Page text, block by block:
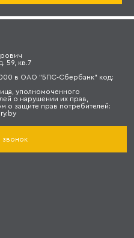
59, кв.7
в ОАО "БПС-Сбербанк" код:
уполномоченного
о нарушении их прав,
о защите прав потребителей:
звонок